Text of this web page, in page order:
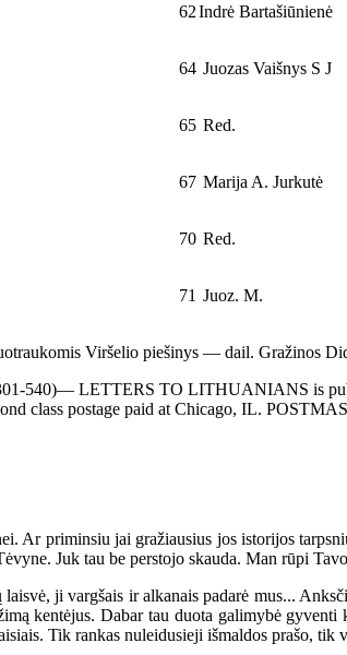
62Indrė Bartašiūnienė
64 Juozas Vaišnys S J
65 Red.
67 Marija A. Jurkutė
70 Red.
71 Juoz. M.
Viršelio piešinys — dail. Gražinos
LETTERS TO LITHUANIANS is
class postage paid at Chicago, IL.
Ar priminsiu jai gražiausius jos istorijos
Juk tau be perstojo skauda. Man rūpi
ji vargšais ir alkanais padarė mus...
kentėjus. Dabar tau duota galimybė gyventi
Tik rankas nuleidusieji išmaldos prašo, tik